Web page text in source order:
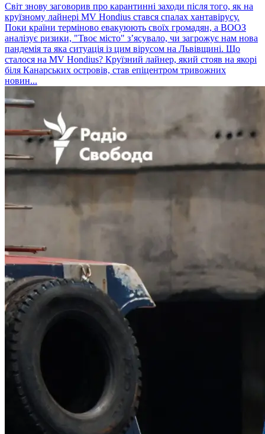
Світ знову заговорив про карантинні заходи після того, як на
круїзному лайнері MV Hondius стався спалах хантавірусу.
Поки країни терміново евакуюють своїх громадян, а ВООЗ
аналізує ризики, "Твоє місто" з’ясувало, чи загрожує нам нова
пандемія та яка ситуація із цим вірусом на Львівщині. Що
сталося на MV Hondius? Круїзний лайнер, який стояв на якорі
біля Канарських островів, став епіцентром тривожних
новин...